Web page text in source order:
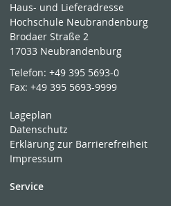
Haus- und Lieferadresse
Hochschule Neubrandenburg
Brodaer Straße 2
17033 Neubrandenburg
Telefon:+49 395 5693-0
Fax:+49 395 5693-9999
Lageplan
Datenschutz
Erklärung zur Barrierefreiheit
Impressum
Service